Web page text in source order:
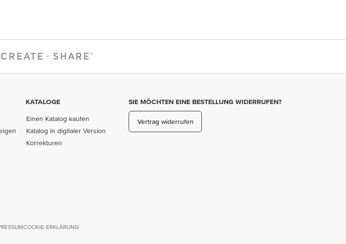
KATALOGE
Einen Katalog kaufen
Katalog in digitaler Version
Korrekturen
SIE MÖCHTEN EINE BESTELLUNG WIDERRUFEN?
Vertrag widerrufen
COOKIE-ERKLÄRUNG